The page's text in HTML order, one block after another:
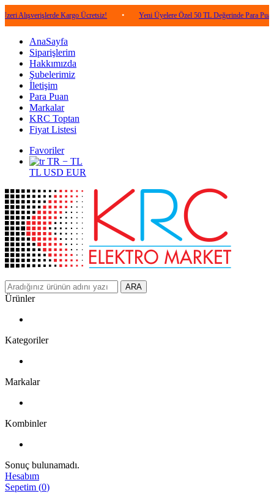
Kargo Ücretsiz! • Yeni Üyelere Özel 50 TL Değerinde Para Puan! •
AnaSayfa
Siparişlerim
Hakkımızda
Şubelerimiz
İletişim
Para Puan
Markalar
KRC Toptan
Fiyat Listesi
Favoriler
TR − TL
TL USD EUR
ARA
Ürünler
Kategoriler
Markalar
Kombinler
Sonuç bulunamadı.
Hesabım
Sepetim (0)